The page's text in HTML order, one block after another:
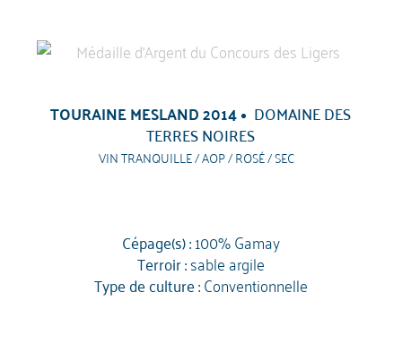
TOURAINE MESLAND 2014 DOMAINE DES
TERRES NOIRES
VIN TRANQUILLE / AOP / ROSÉ / SEC
Cépage(s) :100% Gamay
Terroir :sable argile
Type de culture :Conventionnelle